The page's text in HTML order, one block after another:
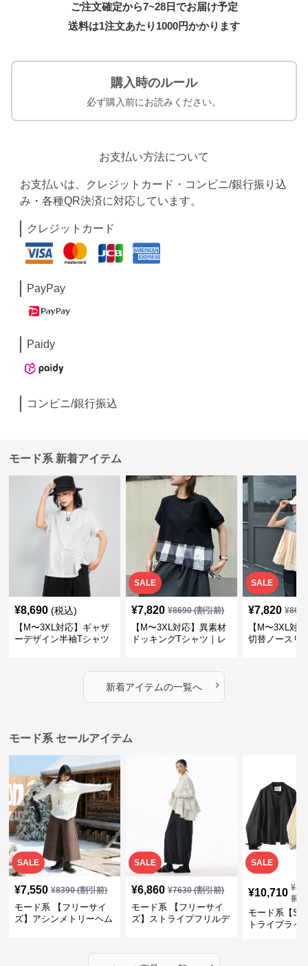
ご注文確定から7~28日でお届け予定
送料は1注文あたり 1000円かかります
購入時のルール
必ず購入前にお読みください。
お支払い方法について
お支払いは、クレジットカード・コンビニ/銀行振り込
み・各種QR決済に対応しています。
クレジットカード
PayPay
Paidy
コンビニ/銀行振込
モード系 新着アイテム
¥8,690 (税込)
【M〜3XL対応】ギャザ
ーデザイン半袖Tシャツ
SALE
¥7,820 ¥8690(割引前)
【M〜3XL対応】異素材
ドッキングTシャツ｜レ
カバー・大人モード
SALE
¥7,820 ¥
【M〜3XL対
切替ノースリ
新着アイテムの一覧へ ›
モード系 セールアイテム
SALE
¥7,550 ¥8390(割引前)
モード系 【フリーサイ
ズ】アシンメトリーヘム
SALE
¥6,860 ¥7630(割引前)
モード系 【フリーサイ
ズ】ストライプフリルデ
SALE
¥10,710 ¥
前)
モード系【S
トライプライ